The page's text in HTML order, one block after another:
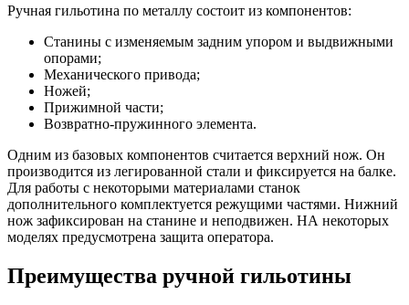
Ручная гильотина по металлу состоит из компонентов:
Станины с изменяемым задним упором и выдвижными
опорами;
Механического привода;
Ножей;
Прижимной части;
Возвратно-пружинного элемента.
Одним из базовых компонентов считается верхний нож. Он
производится из легированной стали и фиксируется на балке.
Для работы с некоторыми материалами станок
дополнительного комплектуется режущими частями. Нижний
нож зафиксирован на станине и неподвижен. НА некоторых
моделях предусмотрена защита оператора.
Преимущества ручной гильотины